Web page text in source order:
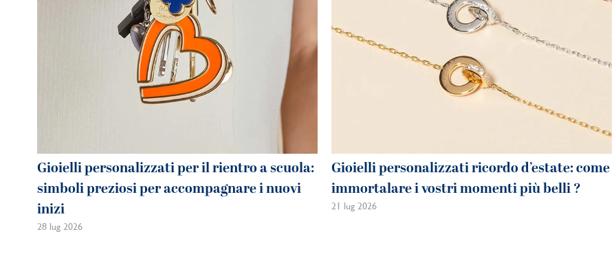
Gioielli personalizzati per il rientro a scuola:
simboli preziosi per accompagnare i nuovi
inizi
28 lug 2026
Gioielli personalizzati ricordo d’estate: come
immortalare i vostri momenti più belli ?
21 lug 2026